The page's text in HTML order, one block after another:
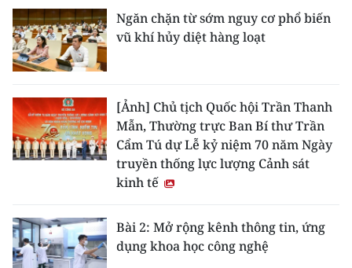
Ngăn chặn từ sớm nguy cơ phổ biến
vũ khí hủy diệt hàng loạt
[Ảnh] Chủ tịch Quốc hội Trần Thanh
Mẫn, Thường trực Ban Bí thư Trần
Cẩm Tú dự Lễ kỷ niệm 70 năm Ngày
truyền thống lực lượng Cảnh sát
kinh tế
Bài 2: Mở rộng kênh thông tin, ứng
dụng khoa học công nghệ